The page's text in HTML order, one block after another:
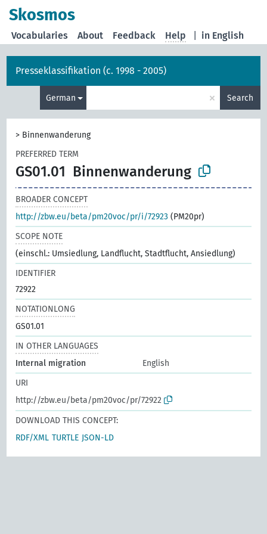
Skosmos
in English
Vocabularies About Feedback Help
Presseklassifikation (c. 1998 - 2005)
German × Search
> Binnenwanderung
PREFERRED TERM
GS01.01 Binnenwanderung
BROADER CONCEPT
http://zbw.eu/beta/pm20voc/pr/i/72923 (PM20pr)
SCOPE NOTE
(einschl.: Umsiedlung, Landflucht, Stadtflucht, Ansiedlung)
IDENTIFIER
72922
NOTATIONLONG
GS01.01
IN OTHER LANGUAGES
Internal migration
English
URI
http://zbw.eu/beta/pm20voc/pr/72922
DOWNLOAD THIS CONCEPT:
RDF/XML TURTLE JSON-LD